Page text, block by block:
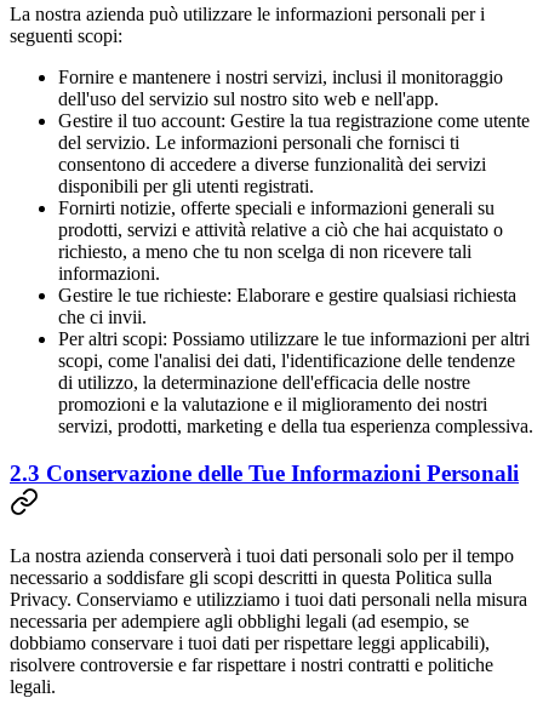
La nostra azienda può utilizzare le informazioni personali per i
seguenti scopi:
Fornire e mantenere i nostri servizi, inclusi il monitoraggio
dell'uso del servizio sul nostro sito web e nell'app.
Gestire il tuo account: Gestire la tua registrazione come utente
del servizio. Le informazioni personali che fornisci ti
consentono di accedere a diverse funzionalità dei servizi
disponibili per gli utenti registrati.
Fornirti notizie, offerte speciali e informazioni generali su
prodotti, servizi e attività relative a ciò che hai acquistato o
richiesto, a meno che tu non scelga di non ricevere tali
informazioni.
Gestire le tue richieste: Elaborare e gestire qualsiasi richiesta
che ci invii.
Per altri scopi: Possiamo utilizzare le tue informazioni per altri
scopi, come l'analisi dei dati, l'identificazione delle tendenze
di utilizzo, la determinazione dell'efficacia delle nostre
promozioni e la valutazione e il miglioramento dei nostri
servizi, prodotti, marketing e della tua esperienza complessiva.
2.3 Conservazione delle Tue Informazioni Personali
La nostra azienda conserverà i tuoi dati personali solo per il tempo
necessario a soddisfare gli scopi descritti in questa Politica sulla
Privacy. Conserviamo e utilizziamo i tuoi dati personali nella misura
necessaria per adempiere agli obblighi legali (ad esempio, se
dobbiamo conservare i tuoi dati per rispettare leggi applicabili),
risolvere controversie e far rispettare i nostri contratti e politiche
legali.